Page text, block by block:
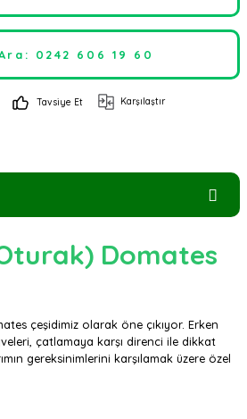
0242 606 19 60
Tavsiye Et Karşılaştır
Domates
çeşidimiz olarak öne çıkıyor. Erken
çatlamaya karşı direnci ile dikkat
gereksinimlerini karşılamak üzere özel